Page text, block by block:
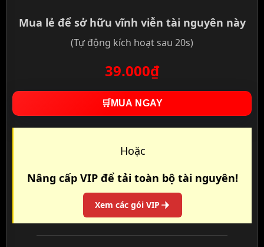
Mua lẻ để sở hữu vĩnh viễn tài nguyên này
(Tự động kích hoạt sau 20s)
39.000₫
🛒 MUA NGAY
Hoặc
Nâng cấp VIP để tải toàn bộ tài nguyên!
Xem các gói VIP